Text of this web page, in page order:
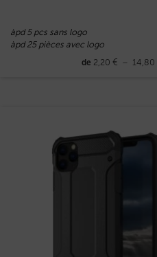
àpd 5 pcs sans logo
àpd 25 pièces avec logo
de 2,20 € – 14,80